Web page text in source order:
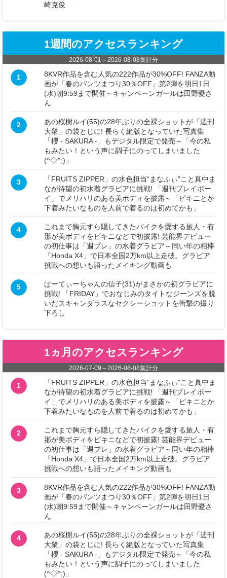
崎克俊
1週間のアクセスランキング
2026-08-01 ～2026-08-08集計分
1
8KVR作品を含む人気の222作品が30%OFF! FANZA動
画が「春のパンツまつり30％OFF」第2弾を明日1日
(水)朝9:59まで開催～キャンペーンガールは田野憂さ
ん
2
あの桜樹ルイ(55)の28年ぶりの全裸ショットが「週刊
大衆」の袋とじに! 長らく絶版となっていた写真集
「櫻 - SAKURA -」もデジタル限定で発売～「今の私
もみたい！という声に調子にのってしまいました
(^◇^;)」
3
「FRUITS ZIPPER」の水色担当“まなふぃ”こと真中ま
なが待望の初水着グラビアに挑戦! 「週刊プレイボー
イ」でメリハリのある美ボディを披露～「ビキニとか
下着みたいなものを人前で着るのは初めてかも」
4
これまで胸元すら隠してきたバイクを愛する旅人・有
那が美ボディをビキニなどで初披露! 芸能界デビュー
の初仕事は「週プレ」の水着グラビア～同い年の相棒
「Honda X4」で日本全国2万km以上走破。グラビア
挑戦への想いも語ったメイキング動画も
5
ぱーてぃーちゃんの信子(31)がまさかの初グラビアに
挑戦! 「FRIDAY」でおなじみのタイトなジーンズを脱
いだスキャンダラスなセクシーショットを衝撃の撮り
下ろし
1ヵ月のアクセスランキング
2026-07-09 ～2026-08-08集計分
1
「FRUITS ZIPPER」の水色担当“まなふぃ”こと真中ま
なが待望の初水着グラビアに挑戦! 「週刊プレイボー
イ」でメリハリのある美ボディを披露～「ビキニとか
下着みたいなものを人前で着るのは初めてかも」
2
これまで胸元すら隠してきたバイクを愛する旅人・有
那が美ボディをビキニなどで初披露! 芸能界デビュー
の初仕事は「週プレ」の水着グラビア～同い年の相棒
「Honda X4」で日本全国2万km以上走破。グラビア
挑戦への想いも語ったメイキング動画も
3
8KVR作品を含む人気の222作品が30%OFF! FANZA動
画が「春のパンツまつり30％OFF」第2弾を明日1日
(水)朝9:59まで開催～キャンペーンガールは田野憂さ
ん
4
あの桜樹ルイ(55)の28年ぶりの全裸ショットが「週刊
大衆」の袋とじに! 長らく絶版となっていた写真集
「櫻 - SAKURA -」もデジタル限定で発売～「今の私
もみたい！という声に調子にのってしまいました
(^◇^;)」